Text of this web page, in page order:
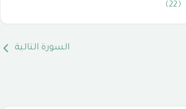
﴿22﴾
السورة التالية